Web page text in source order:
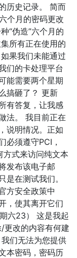
历史记录。 简而
个月的密码更改
“伪造”六个月的
所有正在使用的
果我们未能通过
们的卡处理平台
能需要两个星期
搞砸了？ 更新
有答复，让我感
法。 我目前正在
说明情况。正如
必须遵守PCI，
方式来访问纯文本
发布该电子邮
是在测试我们。
方安全政策中
，使其离开它们
六23） 这是我起
更改的内容有何建
们无法为您提供
本密码，密码历